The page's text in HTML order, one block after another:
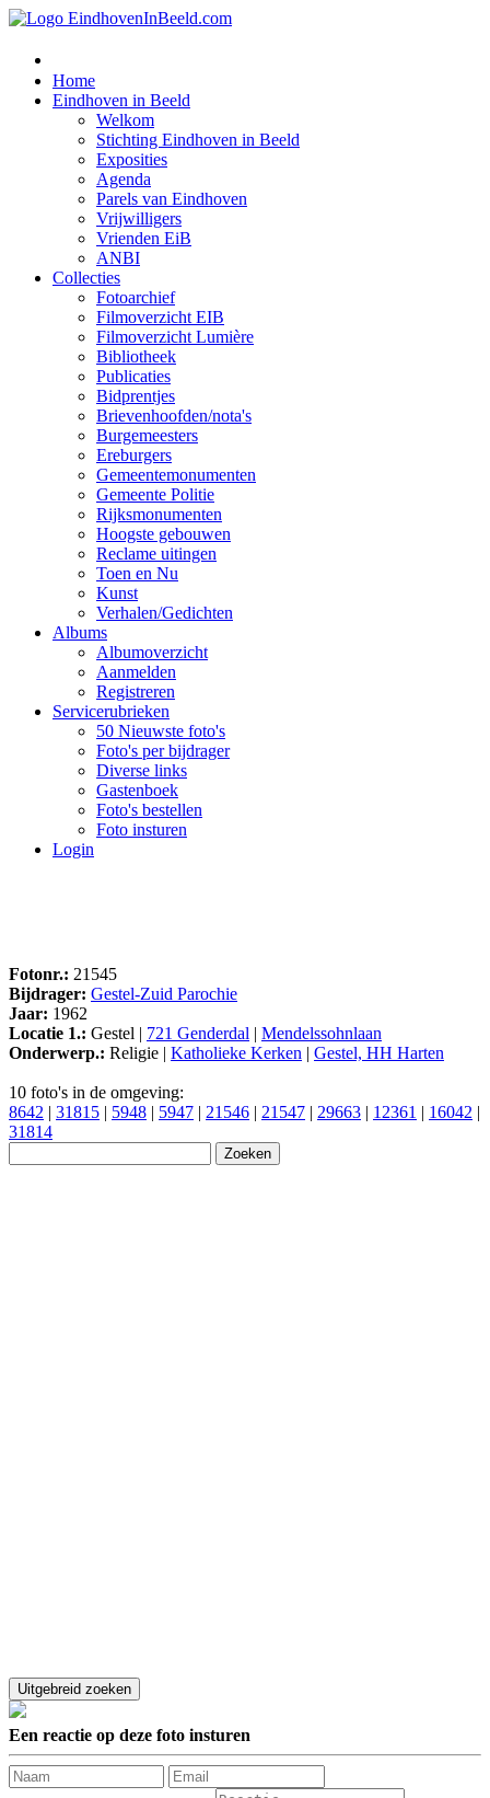
Home
Eindhoven in Beeld
Welkom
Stichting Eindhoven in Beeld
Exposities
Agenda
Parels van Eindhoven
Vrijwilligers
Vrienden EiB
ANBI
Collecties
Fotoarchief
Filmoverzicht EIB
Filmoverzicht Lumière
Bibliotheek
Publicaties
Bidprentjes
Brievenhoofden/nota's
Burgemeesters
Ereburgers
Gemeentemonumenten
Gemeente Politie
Rijksmonumenten
Hoogste gebouwen
Reclame uitingen
Toen en Nu
Kunst
Verhalen/Gedichten
Albums
Albumoverzicht
Aanmelden
Registreren
Servicerubrieken
50 Nieuwste foto's
Foto's per bijdrager
Diverse links
Gastenboek
Foto's bestellen
Foto insturen
Login
Fotonr.: 21545
Bijdrager: Gestel-Zuid Parochie
Jaar: 1962
Locatie 1.: Gestel | 721 Genderdal | Mendelssohnlaan
Onderwerp.: Religie | Katholieke Kerken | Gestel, HH Harten
10 foto's in de omgeving:
8642 | 31815 | 5948 | 5947 | 21546 | 21547 | 29663 | 12361 | 16042 |
31814
Een reactie op deze foto insturen